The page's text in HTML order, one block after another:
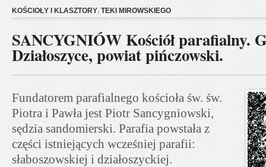
KOŚCIOŁY I KLASZTORY, TEKI MIROWSKIEGO
SANCYGNIÓW Kościół parafialny.
Działoszyce, powiat pińczowski.
Fundatorem parafialnego kościoła św. św.
Piotra i Pawła jest Piotr Sancygniowski,
sędzia sandomierski. Parafia powstała z
części istniejących wcześniej parafii:
słaboszowskiej i działoszyckiej.